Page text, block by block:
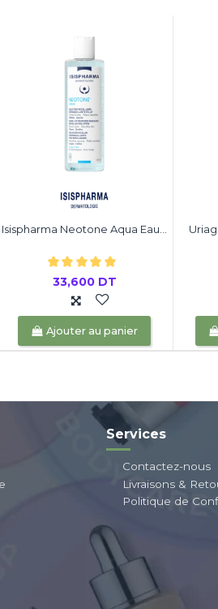
Isispharma Neotone Aqua Eau...
33,600 DT
Ajouter au panier
Services
Contactez-nous
Livraisons &
Politique de